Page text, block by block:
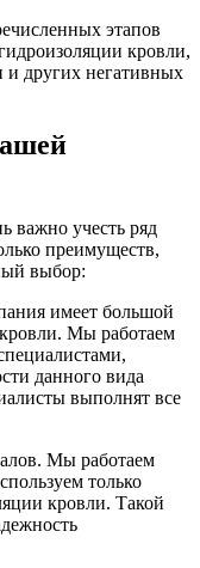
этапов
кровли,
и других негативных
важно учесть ряд
преимуществ,
выбор:
имеет большой
Мы работаем
данного вида
выполнят все
Мы работаем
только
кровли. Такой